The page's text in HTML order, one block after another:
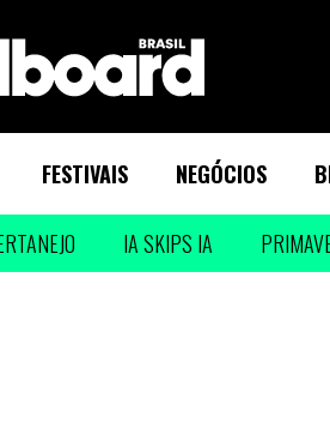
FESTIVAIS NEGÓCIOS
IA SKIPS IA